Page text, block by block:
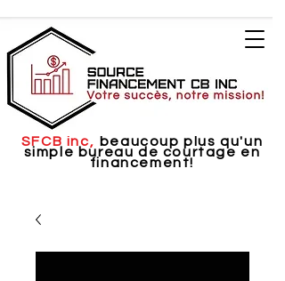
SFCB inc, beaucoup plus qu'un
simple bureau de courtage en
financement!